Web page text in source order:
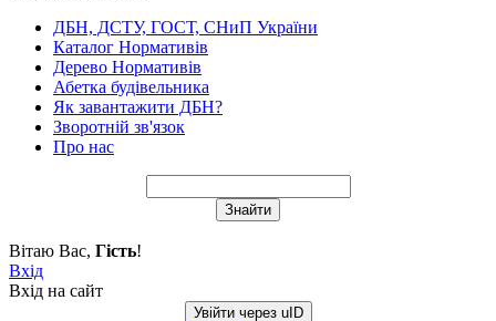
ДБН, ДСТУ, ГОСТ, СНиП України
Каталог Нормативів
Дерево Нормативів
Абетка будівельника
Як завантажити ДБН?
Зворотній зв'язок
Про нас
Вітаю Вас, Гість!
Вхід
Вхід на сайт
Увійти через uID